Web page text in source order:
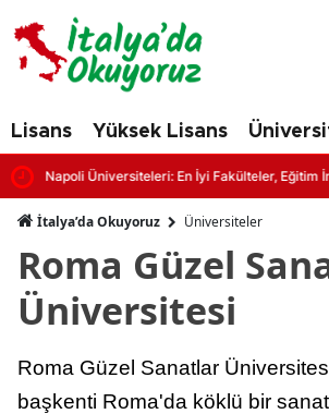
Lisans Yüksek Lisans
Napoli Üniversiteleri: En İyi Fakülteler, Eğitim
İtalya’da Okuyoruz Üniversiteler
Roma Güzel
Üniversitesi
Roma Güzel Sanatlar
başkenti Roma'da köklü bir